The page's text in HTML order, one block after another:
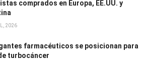
comprados en Europa, EE.UU. y
2026
farmacéuticos se posicionan para
turbocáncer